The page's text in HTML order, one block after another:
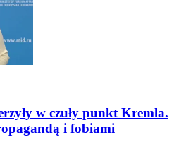
w czuły punkt Kremla.
i fobiami